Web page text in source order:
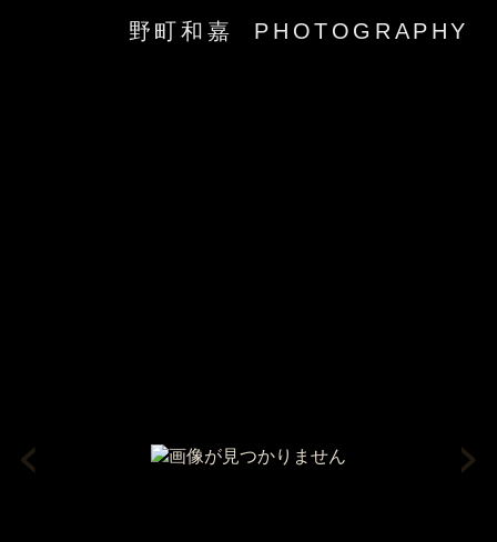
野町和嘉 PHOTOGRAPHY
‹ ›